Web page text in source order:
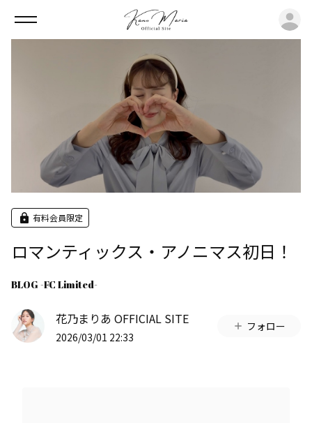
有料会員限定
ロマンティックス・アノニマス初日！
BLOG -FC Limited-
花乃まりあ OFFICIAL SITE
2026/03/01 22:33
フォロー